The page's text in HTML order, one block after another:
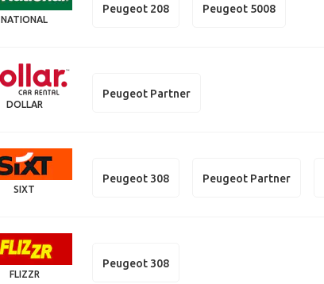
NATIONAL
Peugeot 208 Peugeot 5008
DOLLAR
Peugeot Partner
SIXT
Peugeot 308 Peugeot Partner
FLIZZR
Peugeot 308